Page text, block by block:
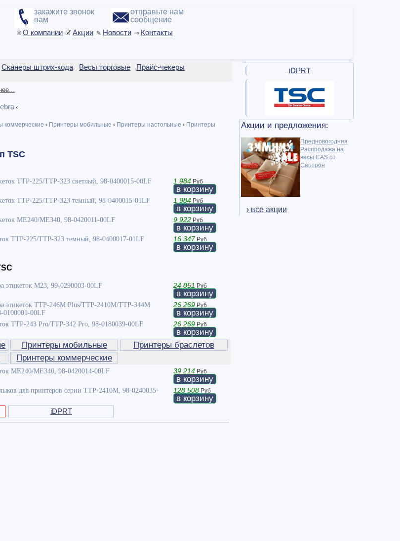
закажите звонок
вам
отправьте нам
сообщение
® О компании 🗹 Акции ✎ Новости ⇒ Контакты
iDPRT
Акции и предложения:
Предновогодняя
Распродажа на
весы CAS от
Саотрон
› все акции
Сканеры штрих-кода Весы торговые
Прайс-чекеры
‹
коммерческие ‹ Принтеры мобильные ‹ Принтеры настольные ‹ Принтеры
TSC
TTP-225/TTP-323 светлый, 98-0400015-00LF 1 984 Руб
в корзину
TTP-225/TTP-323 темный, 98-0400015-01LF 1 984 Руб
в корзину
ME240/ME340, 98-0420011-00LF 9 922 Руб
в корзину
TTP-225/TTP-323 темный, 98-0400017-01LF 16 347 Руб
в корзину
этикеток M23, 99-0290003-00LF 24 851 Руб
в корзину
этикеток TTP-246M Plus/TTP-2410M/TTP-344M
0100001-00LF
26 269 Руб
в корзину
TTP-243 Pro/TTP-342 Pro, 98-0180039-00LF 26 269 Руб
в корзину
Принтеры мобильные
Принтеры браслетов
Принтеры коммерческие
ME240/ME340, 98-0420014-00LF 39 214 Руб
в корзину
для принтеров серии TTP-2410M, 98-0240035-
128 508 Руб
в корзину
iDPRT